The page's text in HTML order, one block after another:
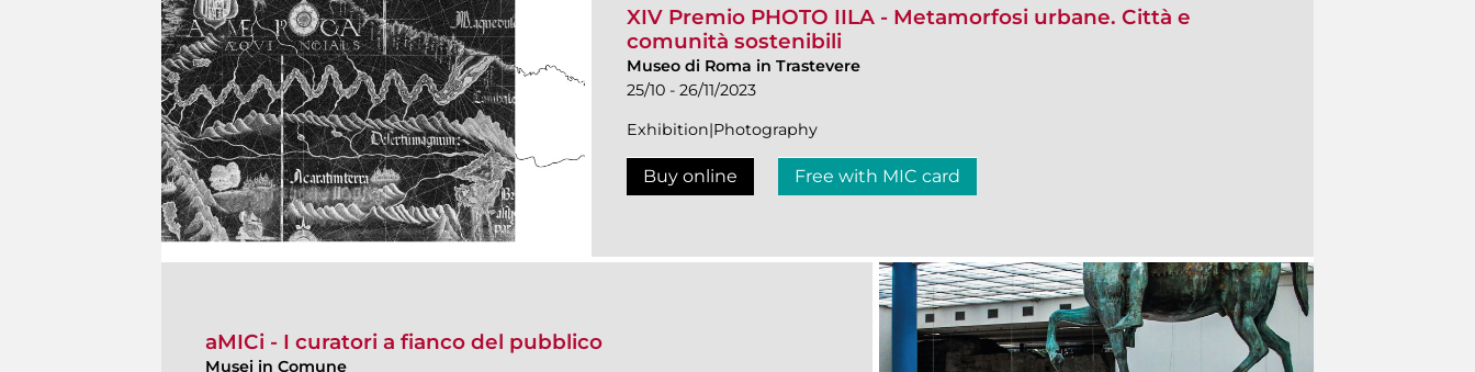
XIV Premio PHOTO IILA - Metamorfosi urbane. Città e
comunità sostenibili
Museo di Roma in Trastevere
25/10 - 26/11/2023
Exhibition|Photography
Buy online Free with MIC card
aMICi - I curatori a fianco del pubblico
Musei in Comune